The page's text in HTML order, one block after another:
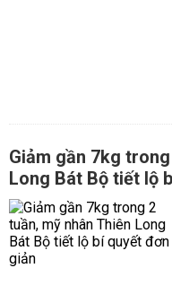
Giảm gần 7kg
Long Bát Bộ tiết lộ